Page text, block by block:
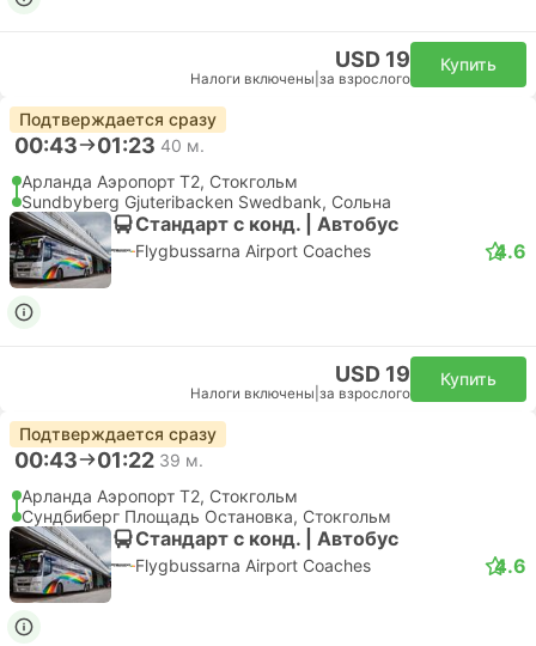
USD 19
Налоги включены за взрослого
Купить
Подтверждается сразу
00:43 01:23 40 м.
Арланда Аэропорт T2, Стокгольм
Sundbyberg Gjuteribacken Swedbank, Сольна
Стандарт с конд. | Автобус
Flygbussarna Airport Coaches 4.6
USD 19
Налоги включены за взрослого
Купить
Подтверждается сразу
00:43 01:22 39 м.
Арланда Аэропорт T2, Стокгольм
Сундбиберг Площадь Остановка, Стокгольм
Стандарт с конд. | Автобус
Flygbussarna Airport Coaches 4.6